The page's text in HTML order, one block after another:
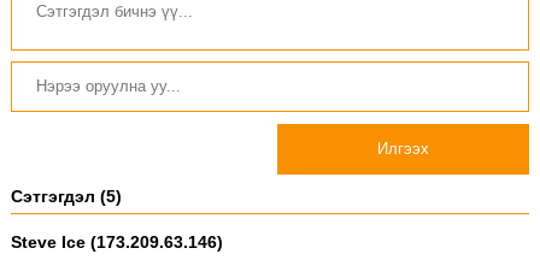
Илгээх
Сэтгэгдэл (5)
Steve Ice (173.209.63.146)